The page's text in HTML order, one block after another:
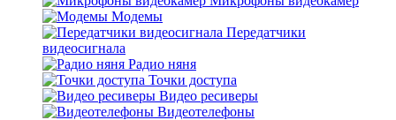
Модемы
Передатчики
видеосигнала
Радио няня
Точки доступа
Видео ресиверы
Видеотелефоны